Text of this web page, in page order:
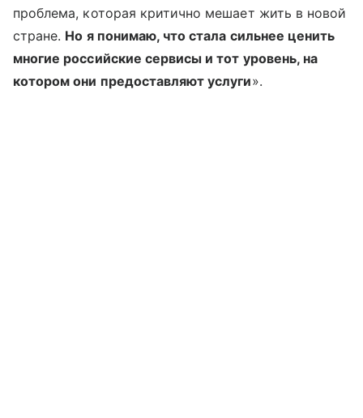
проблема, которая критично мешает жить в новой
стране. Но я понимаю, что стала сильнее ценить
многие российские сервисы и тот уровень, на
котором они предоставляют услуги».